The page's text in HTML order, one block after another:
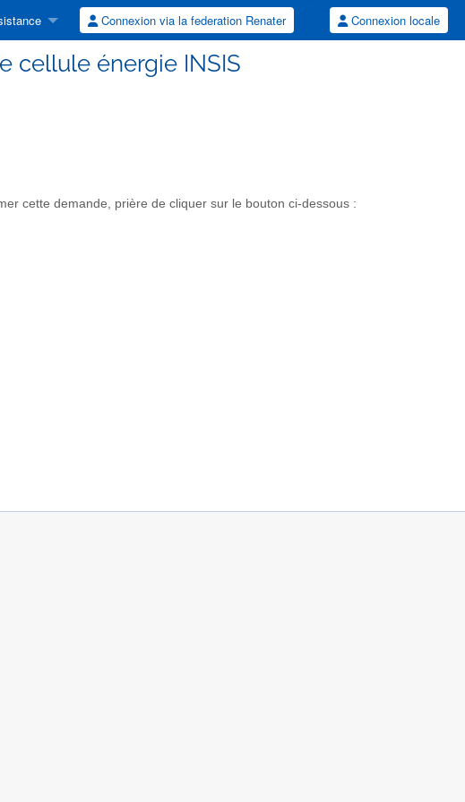
Connexion via la federation Renater Connexion locale
cellule énergie INSIS
cette demande, prière de cliquer sur le bouton ci-dessous :